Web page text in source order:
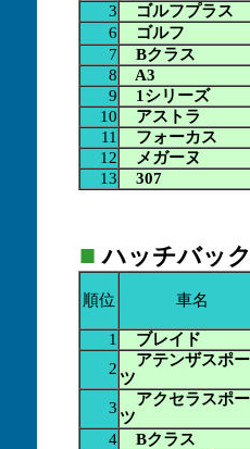
3
ゴルフプラス
6
ゴルフ
7
Bクラス
8
A3
9
1シリーズ
10
アストラ
11
フォーカス
12
メガーヌ
13
307
■ ハッチバッ
順位 車名
1
ブレイド
2
アテンザスポー
ツ
3
アクセラスポー
ツ
4
Bクラス